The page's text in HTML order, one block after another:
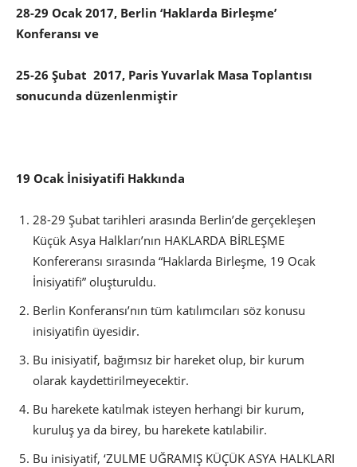
28-29 Ocak 2017, Berlin ‘Haklarda Birleşme’
Konferansı ve
25-26 Şubat 2017, Paris Yuvarlak Masa Toplantısı
sonucunda düzenlenmiştir
19 Ocak İnisiyatifi Hakkında
28-29 Şubat tarihleri arasında Berlin’de gerçekleşen
Küçük Asya Halkları’nın HAKLARDA BİRLEŞME
Konfereransı sırasında “Haklarda Birleşme, 19 Ocak
İnisiyatifi” oluşturuldu.
Berlin Konferansı’nın tüm katılımcıları söz konusu
inisiyatifin üyesidir.
Bu inisiyatif, bağımsız bir hareket olup, bir kurum
olarak kaydettirilmeyecektir.
Bu harekete katılmak isteyen herhangi bir kurum,
kuruluş ya da birey, bu harekete katılabilir.
Bu inisiyatif, ‘ZULME UĞRAMIŞ KÜÇÜK ASYA HALKLARI